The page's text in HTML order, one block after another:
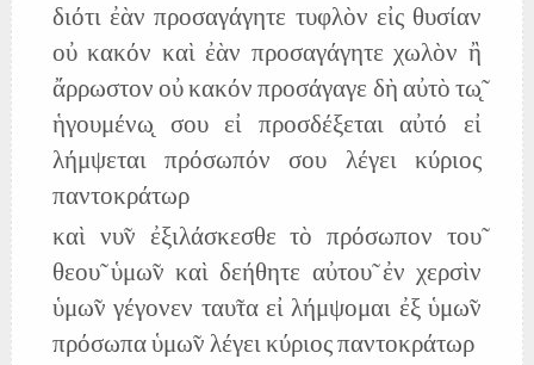
διότι ἐὰν προσαγάγητε τυφλὸν εἰς θυσίαν
οὐ κακόν καὶ ἐὰν προσαγάγητε χωλὸν ἢ
ἄρρωστον οὐ κακόν προσάγαγε δὴ αὐτὸ τω̨̃
ἡγουμένω̨ σου εἰ προσδέξεται αὐτό εἰ
λήμψεται πρόσωπόν σου λέγει κύριος
παντοκράτωρ
καὶ νυ̃ν ἐξιλάσκεσθε τὸ πρόσωπον του̃
θεου̃ ὑμω̃ν καὶ δεήθητε αὐτου̃ ἐν χερσὶν
ὑμω̃ν γέγονεν ταυ̃τα εἰ λήμψομαι ἐξ ὑμω̃ν
πρόσωπα ὑμω̃ν λέγει κύριος παντοκράτωρ